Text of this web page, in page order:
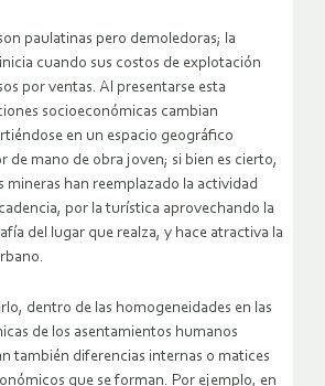
paulatinas pero demoledoras; la
cuando sus costos de explotación
por ventas. Al presentarse esta
socioeconómicas cambian
en un espacio geográfico
de mano de obra joven; si bien es cierto,
mineras han reemplazado la actividad
por la turística aprovechando la
del lugar que realza, y hace atractiva la
dentro de las homogeneidades en las
de los asentamientos humanos
también diferencias internas o matices
que se forman. Por ejemplo, en